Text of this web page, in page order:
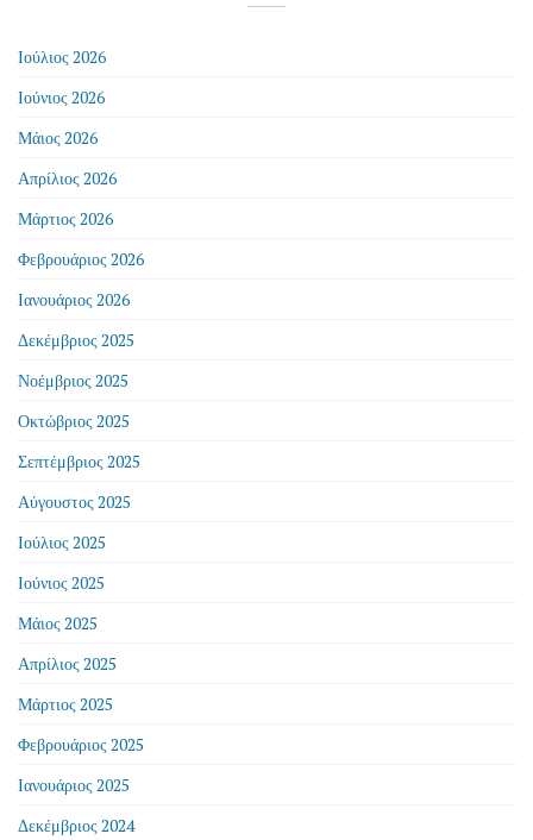
Ιούλιος 2026
Ιούνιος 2026
Μάιος 2026
Απρίλιος 2026
Μάρτιος 2026
Φεβρουάριος 2026
Ιανουάριος 2026
Δεκέμβριος 2025
Νοέμβριος 2025
Οκτώβριος 2025
Σεπτέμβριος 2025
Αύγουστος 2025
Ιούλιος 2025
Ιούνιος 2025
Μάιος 2025
Απρίλιος 2025
Μάρτιος 2025
Φεβρουάριος 2025
Ιανουάριος 2025
Δεκέμβριος 2024